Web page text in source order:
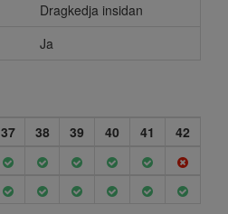
Dragkedja insidan
Ja
37 38 39 40 41
42